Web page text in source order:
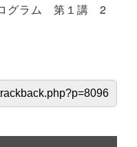
グラム 第１講 2